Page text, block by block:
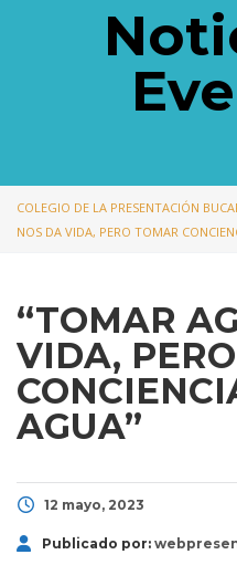
COLEGIO DE LA PRESENTACIÓN
NOS DA VIDA, PERO TOMAR
“TOMAR
VIDA,
AGUA”
12 mayo, 2023
Publicado por: